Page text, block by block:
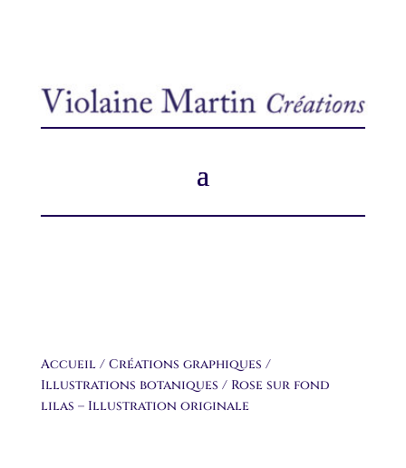
Accueil/ Créations graphiques /
Illustrations botaniques / Rose sur fond
lilas – Illustration originale